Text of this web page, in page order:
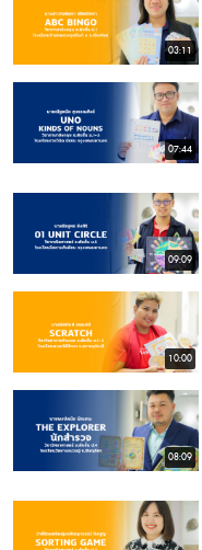
03:11
07:44
09:09
10:00
08:09